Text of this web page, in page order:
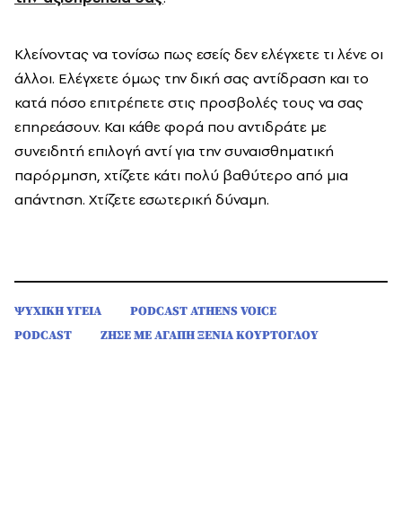
Κλείνοντας να τονίσω πως εσείς δεν ελέγχετε τι λένε οι
άλλοι. Ελέγχετε όμως την δική σας αντίδραση και το
κατά πόσο επιτρέπετε στις προσβολές τους να σας
επηρεάσουν. Και κάθε φορά που αντιδράτε με
συνειδητή επιλογή αντί για την συναισθηματική
παρόρμηση, χτίζετε κάτι πολύ βαθύτερο από μια
απάντηση. Χτίζετε εσωτερική δύναμη.
ΨΥΧΙΚΗ ΥΓΕΙΑ
PODCAST ATHENS VOICE
PODCAST
ΖΗΣΕ ΜΕ ΑΓΑΠΗ ΞΕΝΙΑ ΚΟΥΡΤΟΓΛΟΥ